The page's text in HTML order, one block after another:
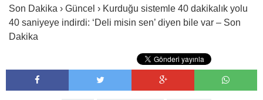
Son Dakika › Güncel › Kurduğu sistemle 40 dakikalık yolu
40 saniyeye indirdi: ‘Deli misin sen’ diyen bile var – Son
Dakika